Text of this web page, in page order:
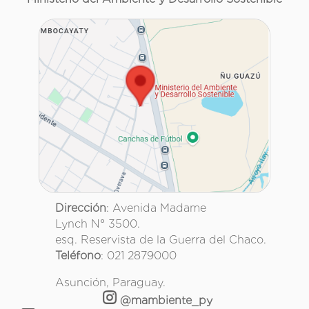
Dirección: Avenida Madame
Lynch N° 3500.
esq. Reservista de la Guerra del Chaco.
Teléfono: 021 2879000
Asunción, Paraguay.
@mambiente_py